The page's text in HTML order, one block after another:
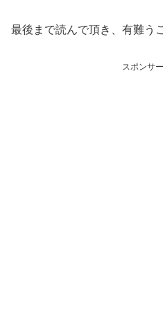
最後まで読んで頂き、有難う
スポンサ